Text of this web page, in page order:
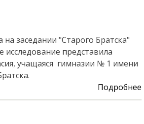
на заседании "Старого Братска"
исследование представила
учащаяся гимназии № 1 имени
Подробнее